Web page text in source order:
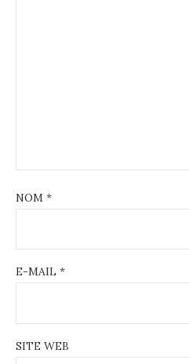
NOM *
E-MAIL *
SITE WEB